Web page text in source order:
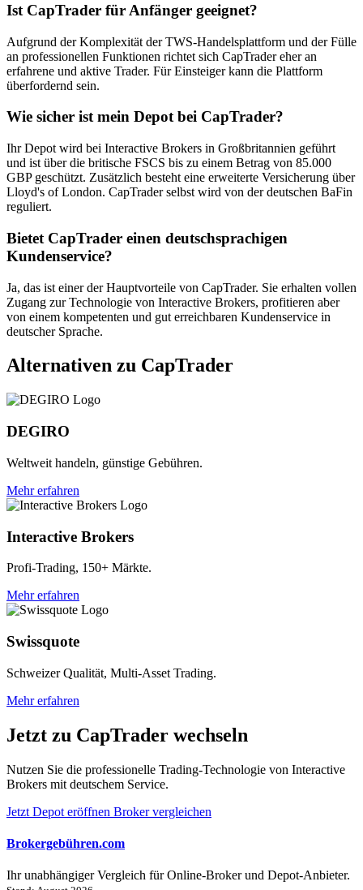
Ist CapTrader für Anfänger geeignet?
Aufgrund der Komplexität der TWS-Handelsplattform und der Fülle
an professionellen Funktionen richtet sich CapTrader eher an
erfahrene und aktive Trader. Für Einsteiger kann die Plattform
überfordernd sein.
Wie sicher ist mein Depot bei CapTrader?
Ihr Depot wird bei Interactive Brokers in Großbritannien geführt
und ist über die britische FSCS bis zu einem Betrag von 85.000
GBP geschützt. Zusätzlich besteht eine erweiterte Versicherung über
Lloyd's of London. CapTrader selbst wird von der deutschen BaFin
reguliert.
Bietet CapTrader einen deutschsprachigen
Kundenservice?
Ja, das ist einer der Hauptvorteile von CapTrader. Sie erhalten vollen
Zugang zur Technologie von Interactive Brokers, profitieren aber
von einem kompetenten und gut erreichbaren Kundenservice in
deutscher Sprache.
Alternativen zu CapTrader
DEGIRO
Weltweit handeln, günstige Gebühren.
Mehr erfahren
Interactive Brokers
Profi-Trading, 150+ Märkte.
Mehr erfahren
Swissquote
Schweizer Qualität, Multi-Asset Trading.
Mehr erfahren
Jetzt zu CapTrader wechseln
Nutzen Sie die professionelle Trading-Technologie von Interactive
Brokers mit deutschem Service.
Jetzt Depot eröffnen Broker vergleichen
Brokergebühren.com
Ihr unabhängiger Vergleich für Online-Broker und Depot-Anbieter.